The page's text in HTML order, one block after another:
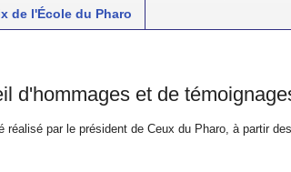
de l'École du Pharo
d'hommages et de
par le président de Ceux du Pharo, à partir